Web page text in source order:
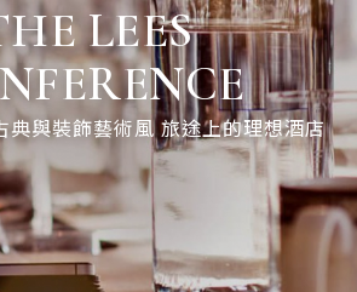
LEES
典與裝飾藝術風 旅途上的理想酒店